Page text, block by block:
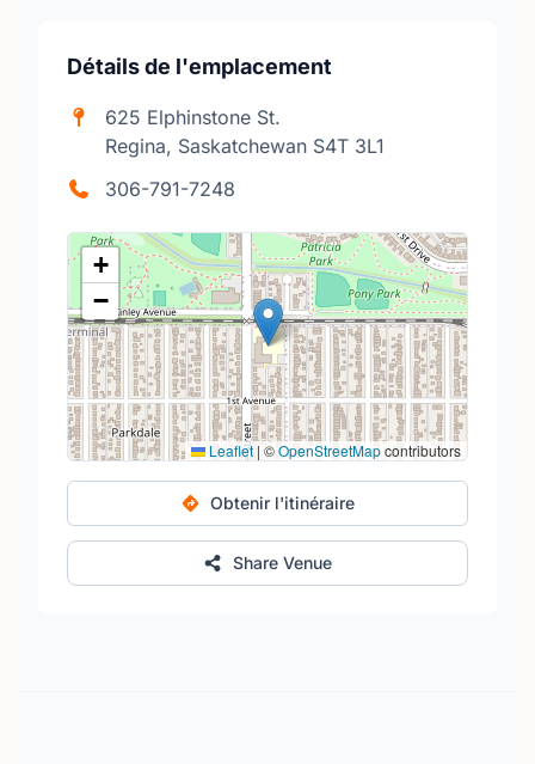
Détails de l'emplacement
625 Elphinstone St.
Regina, Saskatchewan S4T 3L1
306-791-7248
+
−
Leaflet | ©OpenStreetMapcontributors
Obtenir l'itinéraire
Share Venue